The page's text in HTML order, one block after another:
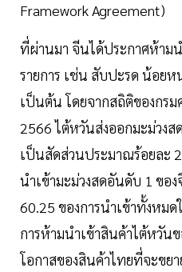
Framework Agreement)
ที่ผ่านมา จีนได้ประกาศห้าม
รายการ เช่น สับปะรด น้อยห
เป็นต้น โดยจากสถิติของกร
2566 ไต้หวันส่งออกมะม่วง
เป็นสัดส่วนประมาณร้อยละ
นำเข้ามะม่วงสดอันดับ 1 ขอ
60.25 ของการนำเข้าทั้งหม
การห้ามนำเข้าสินค้าไต้หวัน
โอกาสของสินค้าไทยที่จะขย